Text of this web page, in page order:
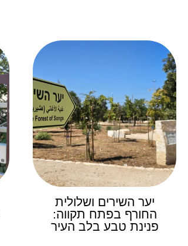
יער השירים ושלולית
החורף בפתח תקווה:
פנינת טבע בלב העיר